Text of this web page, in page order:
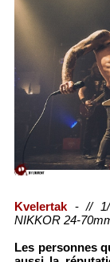
Kvelertak-//
NIKKOR 24-
Les personnes